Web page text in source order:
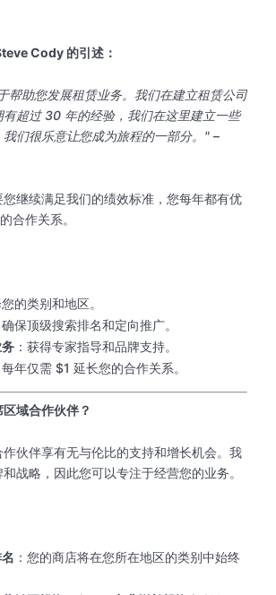
Cody 的引述：
帮助您发展租赁业务。我们在建立租赁公司
超过 30 年的经验，我们在这里建立一些
们很乐意让您成为旅程的一部分。" –
继续满足我们的绩效标准，您每年都有优
合作关系。
您的类别和地区。
保顶级搜索排名和定向推广。
：获得专家指导和品牌支持。
每年仅需 $1 延长您的合作关系。
域合作伙伴？
伙伴享有无与伦比的支持和增长机会。我
战略，因此您可以专注于经营您的业务。
：您的商店将在您所在地区的类别中始终